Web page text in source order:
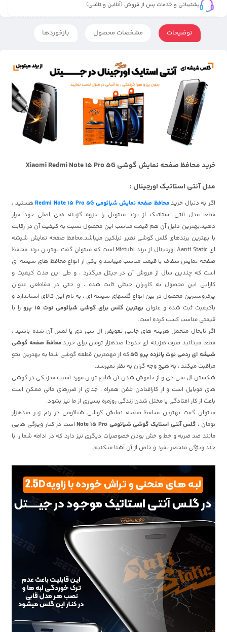
پشتیبانی و خدمات پس از فروش (آنلاین و تلفنی)
توضیحات مشخصات محصول بازخوردها
خرید محافظ صفحه نمایش گوشی Xiaomi Redmi Note 15 Pro 5G
مدل آنتی استاتیک اورجینال :
اگر به دنبال خریدمحافظ صفحه نمایش شیائومی Redmi Note 15 Pro 5G
هستید ،
قطعا مدل آنتی استاتیک از برند میتوبل را جزوه گزینه های اصلی خود قرار
دهید.بهترین دلیل آن هم قیمت مناسب این محصول نسبت به کیفیت آن در رقابت
با بهترین برندهای گلس گوشی نظیر نیلکین میباشد.محافظ صفحه نمایش شیشه
ای Aanti Static اورجینال از برند Mietubl است که میتوان گفت بهترین برند محافظ
صفحه نمایش شفاف با قیمت مناسب میباشد و یکی از انواع محافظ های شیشه ای
است که چندین سال از فروش آن در جیتل میگذرد ، و طی این مدت کیفیت و
کارایی این محصول به کاربران جیتلی ثابت شده ، و حتی در مقاطعی عنوان
پرفروشترین محصول در بین انواع گلسهای شیشه ای ، به نام این کالای استاندارد و
باکیفیت ثبت شده و عنوان بهترین گلس برای گوشی شیائومی نوت 15 پرو
را با
قیمتی مناسب کسب کرده است.
اگر تابحال متحمل هزینه های جانبی تعویض ال سی دی یا لمس آن شده باشید ،
قطعا میدانید صرف هزینه ای حدودا صدهزار تومان برای خریدمحافظ صفحه گوشی
شیشه ای ردمی نوت پانزده پرو 5G
که از مهمترین قطعه گوشی شما به بهترین نحو
مراقبت میکند ، به هیچ وجه گران به نظر نمیرسد.
شکستن ال سی دی و از خاموش شدن آن شایع ترین مورد آسیب فیزیکی در گوشی
های موبایل است و از کارافتادن تلفن همراه ، جدای از ضررهای مالی ممکن است
باعث از کار افتادگی یا مختل شدن زندگی روزمره بسیاری از ما نیز بشود.
میتوان گفت بهترین محافظ صفحه نمایش گوشی شیائومی در رنج زیر صدهزار
تومان ، گلس آنتی استایک گوشی شیائومی Note 15 Pro
است در کنار ویژگی هایی
مانند ضد ضربه و خط و خش بودن خصوصیات دیگری نیز دارد که در ادامه شما را با
چند ویژگی منحصر بفرد و خاص از آن آشنا میکنیم.